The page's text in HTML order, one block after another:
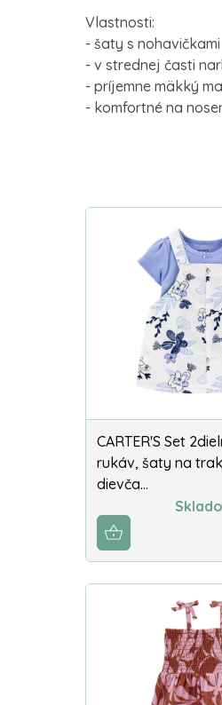
Vlastnosti:
- šaty s nohavičkami
- v strednej časti
- príjemne mäkký
- komfortné na
CARTER'S Set
rukáv, šaty na
dievča…